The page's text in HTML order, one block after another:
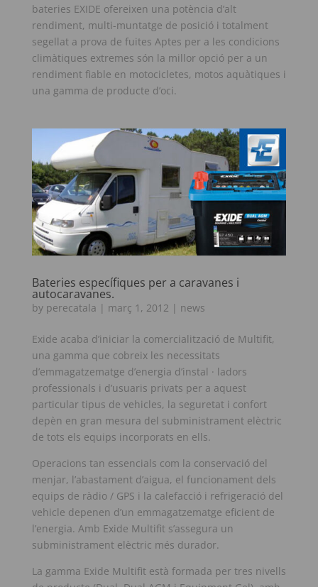
bateries EXIDE ofereixen una potència d’alt
rendiment, multi-muntatge de posició i totalment
segellat a prova de fuites Aptes per a les condicions
climàtiques extremes són la millor opció per a un
rendiment fiable en motocicletes, motos aquàtiques i
una gamma de producte d’oci.
Bateries específiques per a caravanes i
autocaravanes.
by perecatala | març 1, 2012 | news
Exide acaba d’iniciar la comercialització de Multifit,
una gamma que cobreix les necessitats
d’emmagatzematge d’energia d’instal · ladors
professionals i d’usuaris privats per a aquest
particular tipus de vehicles, la seguretat i confort
depèn en gran mesura del subministrament elèctric
de tots els equips incorporats en ells.
Operacions tan essencials com la conservació del
menjar, l’abastament d’aigua, el funcionament dels
equips de ràdio / GPS i la calefacció i refrigeració del
vehicle depenen d’un emmagatzematge eficient de
l’energia. Amb Exide Multifit s’assegura un
subministrament elèctric més durador.
La gamma Exide Multifit està formada per tres nivells